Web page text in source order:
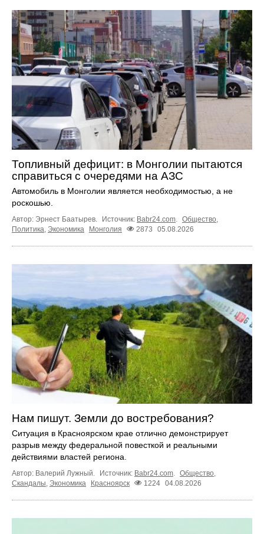
Топливный дефицит: в Монголии пытаются
справиться с очередями на АЗС
Автомобиль в Монголии является необходимостью, а не
роскошью.
Автор: Эрнест Баатырев. Источник: Babr24.com. Общество,
Политика, Экономика Монголия 2873 05.08.2026
Нам пишут. Земли до востребования?
Ситуация в Красноярском крае отлично демонстрирует
разрыв между федеральной повесткой и реальными
действиями властей региона.
Автор: Валерий Лужный. Источник: Babr24.com Общество
Скандалы Экономика Красноярск 1224 04.08.2026